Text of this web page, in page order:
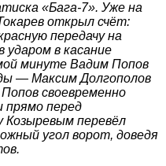
«Бага-7». Уже на
открыл счёт:
передачу на
в касание
минуте Вадим Попов
— Максим Долгополов
своевременно
прямо перед
Козыревым перевёл
угол ворот, доведя